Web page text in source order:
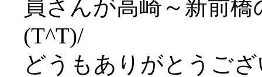
員さんが高崎～新前
(T^T)/
どうもありがとうご